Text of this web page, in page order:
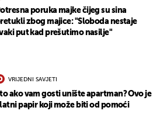
poruka majke čijeg su sina
zbog majice: "Sloboda nestaje
put kad prešutimo nasilje"
VRIJEDNI SAVJETI
ako vam gosti unište apartman? Ovo je
papir koji može biti od pomoći
NOTIFIKACIJE